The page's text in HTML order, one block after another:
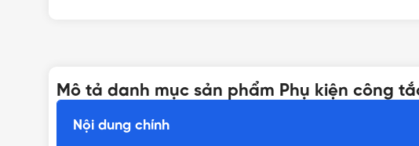
Mô tả danh mục sản phẩm Phụ kiện công
Nội dung chính